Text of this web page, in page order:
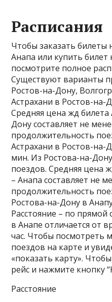
Расписания
Чтобы заказать билеты
Анапа или купить билет
посмотрите полное
Существуют варианты
Ростов-на-Дону,
Астрахани в Ростов-на-
Средняя цена жд билета
Дону составляет не
продолжительность
Астрахани в Ростов-на-
мин. Из Ростова-на-
поездов. Средняя цена
– Анапа составляет не
продолжительность
Ростова-на-Дону в
Расстояние – по прямой
в Анапе отличается от
час. Чтобы посмотреть
поездов на карте и
«показать карту».
рейс и нажмите кнопку
Расстояние